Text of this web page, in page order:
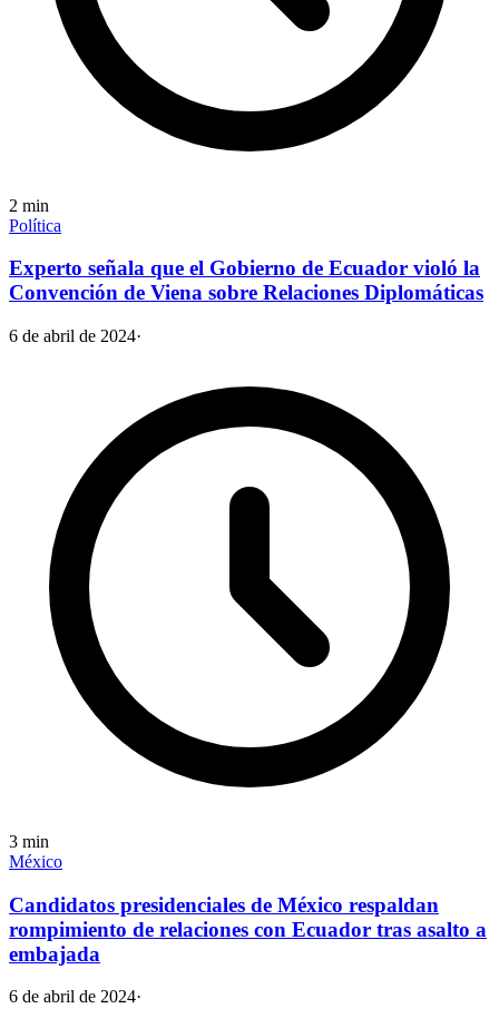
2 min
Política
Experto señala que el Gobierno de Ecuador violó la
Convención de Viena sobre Relaciones Diplomáticas
6 de abril de 2024·
3 min
México
Candidatos presidenciales de México respaldan
rompimiento de relaciones con Ecuador tras asalto a
embajada
6 de abril de 2024·